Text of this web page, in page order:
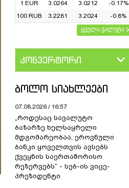
1 EUR
3.0264 3.0212
-0.17%
100 RUB
3.2281 3.2024
-0.8%
ყველა ვალუტა
კონვერტორი
ᲑᲝᲚᲝ ᲡᲘᲐᲮᲚᲔᲔᲑᲘ
07.08.2026 / 16:57
„როდესაც სავალუტო
ბაზარზე ხელსაყრელი
მდგომარეობაა, ეროვნული
ბანკი ყოველთვის ავსებს
ქვეყნის საერთაშორისო
რეზერვებს“ - სებ-ის ვიცე-
პრეზიდენტი